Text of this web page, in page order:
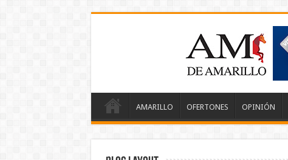
AMARILLO OFERTONES OPINIÓN